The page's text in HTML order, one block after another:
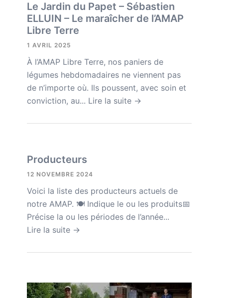
Le Jardin du Papet – Sébastien
ELLUIN – Le maraîcher de l’AMAP
Libre Terre
1 AVRIL 2025
À l’AMAP Libre Terre, nos paniers de
légumes hebdomadaires ne viennent pas
de n’importe où. Ils poussent, avec soin et
conviction, au... Lire la suite →
Producteurs
12 NOVEMBRE 2024
Voici la liste des producteurs actuels de
notre AMAP. 🍽 Indique le ou les produits📅
Précise la ou les périodes de l’année...
Lire la suite →